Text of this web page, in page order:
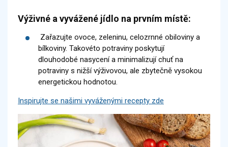
Výživné a vyvážené jídlo na prvním místě:
Zařazujte ovoce, zeleninu, celozrnné obiloviny a
bílkoviny. Takovéto potraviny poskytují
dlouhodobé nasycení a minimalizují chuť na
potraviny s nižší výživovou, ale zbytečně vysokou
energetickou hodnotou.
Inspirujte se našimi vyváženými recepty zde